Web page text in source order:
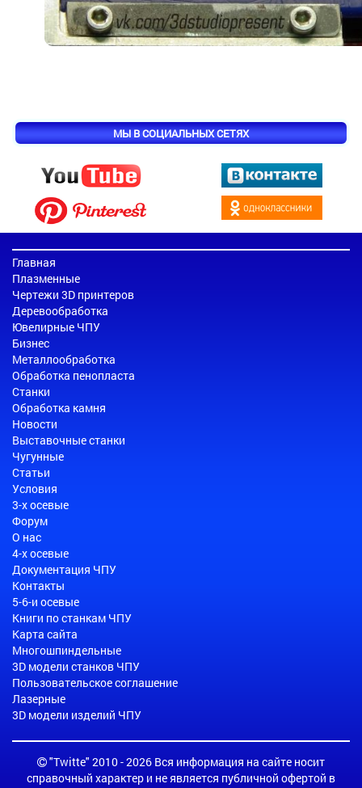
МЫ В СОЦИАЛЬНЫХ СЕТЯХ
Главная
Плазменные
Чертежи 3D принтеров
Деревообработка
Ювелирные ЧПУ
Бизнес
Металлообработка
Обработка пенопласта
Станки
Обработка камня
Новости
Выставочные станки
Чугунные
Статьи
Условия
3-х осевые
Форум
О нас
4-х осевые
Документация ЧПУ
Контакты
5-6-и осевые
Книги по станкам ЧПУ
Карта сайта
Многошпиндельные
3D модели станков ЧПУ
Пользовательское соглашение
Лазерные
3D модели изделий ЧПУ
"Twitte" 2010 - 2026 Вся информация на сайте носит
справочный характер и не является публичной офертой в